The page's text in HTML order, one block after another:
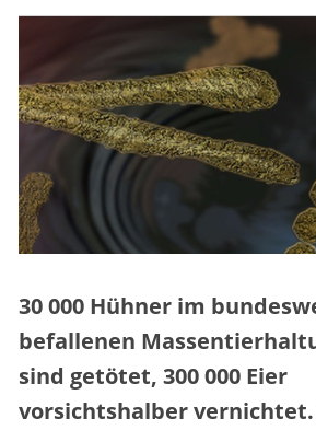
30 000 Hühner im
befallenen
sind getötet, 300 000 Eier
vorsichtshalber vernichtet.